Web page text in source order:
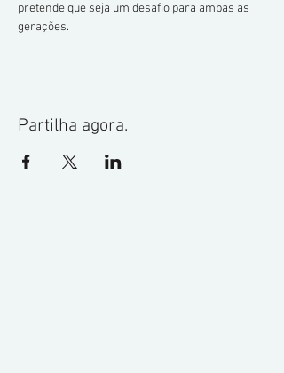
pretende que seja um desafio para ambas as
gerações.
Partilha agora.